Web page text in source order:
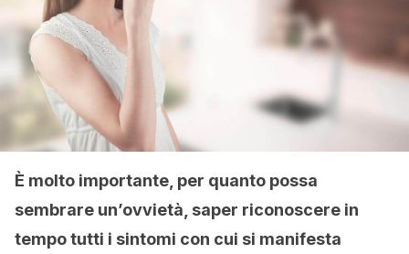
È molto importante, per quanto possa
sembrare un’ovvietà, saper riconoscere in
tempo tutti i sintomi con cui si manifesta